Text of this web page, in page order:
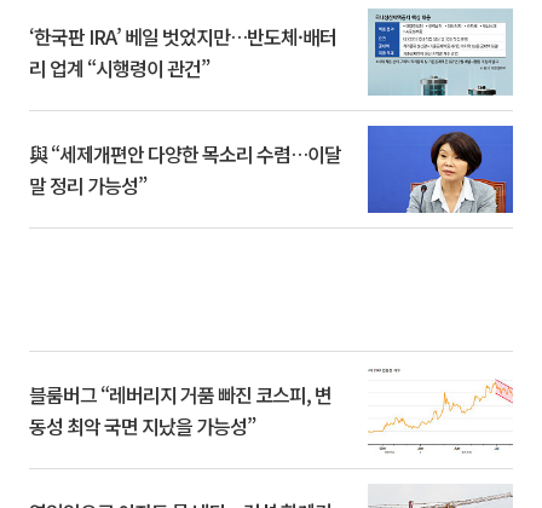
‘한국판 IRA’ 베일 벗었지만…반도체·배터
리 업계 “시행령이 관건”
與 “세제개편안 다양한 목소리 수렴…이달
말 정리 가능성”
블룸버그 “레버리지 거품 빠진 코스피, 변
동성 최악 국면 지났을 가능성”